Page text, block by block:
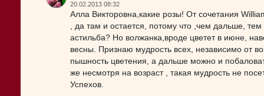
20.02.2013 08:32
Алла Викторовна,какие розы! От сочетания
, да там и остается, потому что ,чем дальше,
астильба? Но волжанка,вроде цветет в июне,
весны. Признаю мудрость всех, независимо от
пышность цветения, а дальше можно и
же несмотря на возраст , такая мудрость не
Успехов.